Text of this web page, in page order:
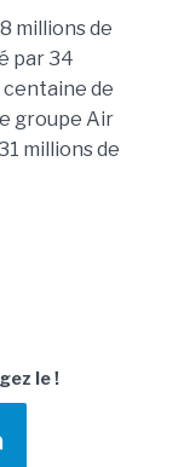
millions de
par 34
de
groupe Air
millions de
le !